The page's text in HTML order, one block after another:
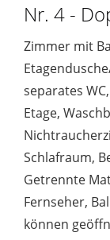
Nr. 4 -
Zimmer mit
separates
Etage,
Schlafraum,
Getrennte
Fernseher,
können